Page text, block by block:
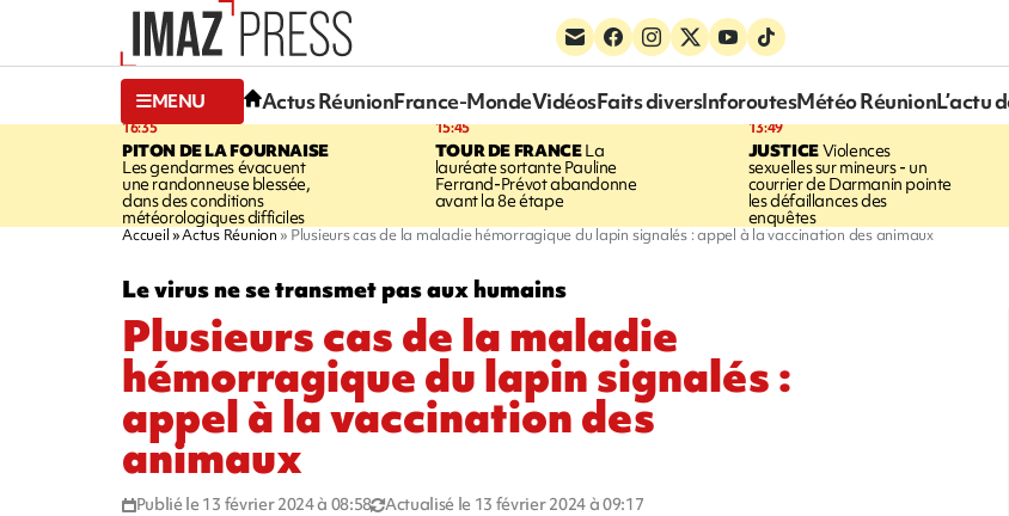
MENU Actus RéunionFrance-MondeVidéosFaits diversInforoutesMétéo RéunionL’actu
16:35
PITON DE LA FOURNAISE
Les gendarmes évacuent
une randonneuse blessée,
dans des conditions
météorologiques difficiles
15:45
TOUR DE FRANCELa
lauréate sortante Pauline
Ferrand-Prévot abandonne
avant la 8e étape
13:49
JUSTICEViolences
sexuelles sur mineurs - un
courrier de Darmanin pointe
les défaillances des
enquêtes
Accueil Actus Réunion Plusieurs cas de la maladie hémorragique du lapin signalés : appel à la vaccination des animaux
Le virus ne se transmet pas aux humains
Plusieurs cas de la maladie
hémorragique du lapin signalés :
appel à la vaccination des
animaux
Publié le 13 février 2024 à 08:58 Actualisé le 13 février 2024 à 09:17